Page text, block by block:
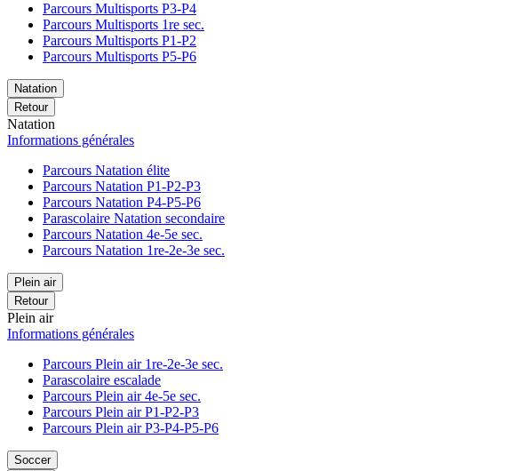
Parcours Multisports P3-P4
Parcours Multisports 1re sec.
Parcours Multisports P1-P2
Parcours Multisports P5-P6
Natation
Retour
Natation
Informations générales
Parcours Natation élite
Parcours Natation P1-P2-P3
Parcours Natation P4-P5-P6
Parascolaire Natation secondaire
Parcours Natation 4e-5e sec.
Parcours Natation 1re-2e-3e sec.
Plein air
Retour
Plein air
Informations générales
Parcours Plein air 1re-2e-3e sec.
Parascolaire escalade
Parcours Plein air 4e-5e sec.
Parcours Plein air P1-P2-P3
Parcours Plein air P3-P4-P5-P6
Soccer